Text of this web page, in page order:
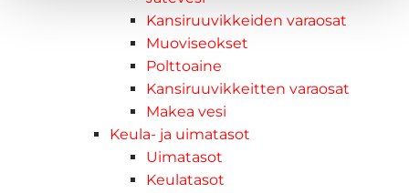
Kansiruuvikkeiden varaosat
Muoviseokset
Polttoaine
Kansiruuvikkeitten varaosat
Makea vesi
Keula- ja uimatasot
Uimatasot
Keulatasot